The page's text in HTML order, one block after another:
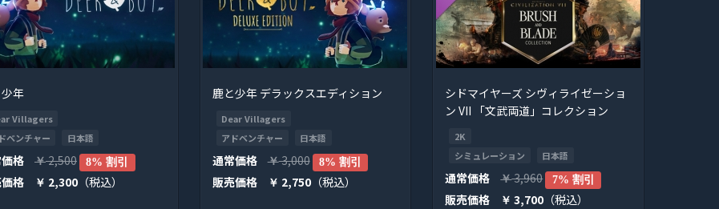
年
Villagers
ベンチャー
日本語
格 ￥2,500 8% 割引
格 ￥ 2,300 （税込）
鹿と少年 デラックスエディション
Dear Villagers
アドベンチャー
日本語
通常価格 ￥3,000 8% 割引
販売価格 ￥ 2,750（税込）
シドマイヤーズ シヴィライゼーショ
ン VII 「文武両道」コレクション
2K
シミュレーション
日本語
通常価格 ￥3,960 7% 割引
販売価格 ￥ 3,700 （税込）